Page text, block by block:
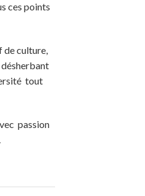
ces points
de culture,
désherbant
tout
passion